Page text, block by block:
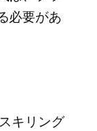
必要があ
キリング